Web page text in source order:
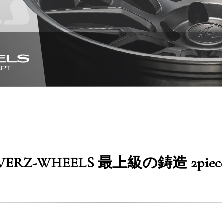
WHEELS 最上級の鋳造